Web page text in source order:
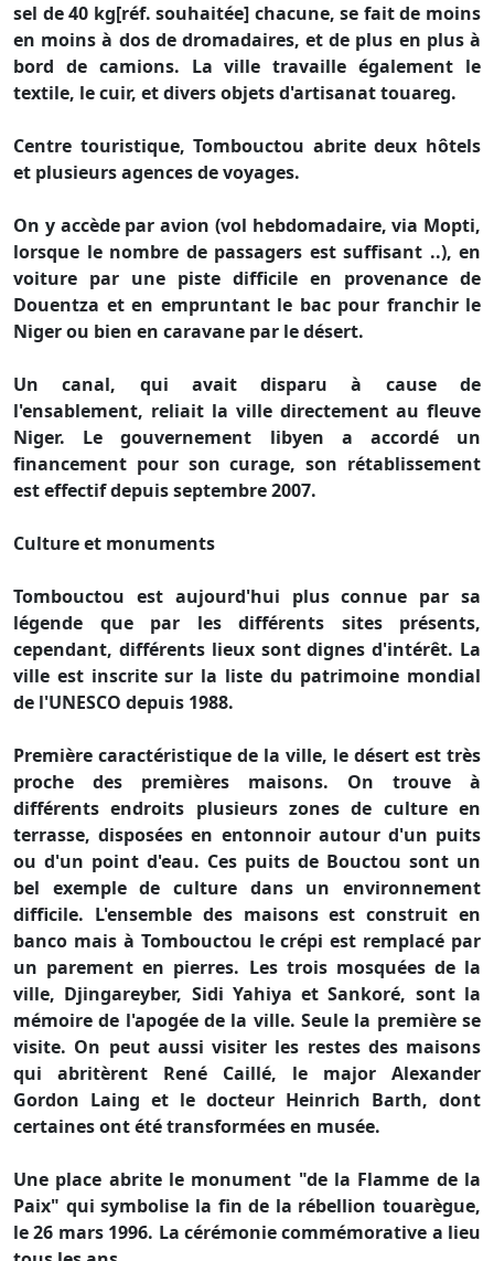
sel de 40 kg[réf. souhaitée] chacune, se fait de moins
en moins à dos de dromadaires, et de plus en plus à
bord de camions. La ville travaille également le
textile, le cuir, et divers objets d'artisanat touareg.
Centre touristique, Tombouctou abrite deux hôtels
et plusieurs agences de voyages.
On y accède par avion (vol hebdomadaire, via Mopti,
lorsque le nombre de passagers est suffisant ..), en
voiture par une piste difficile en provenance de
Douentza et en empruntant le bac pour franchir le
Niger ou bien en caravane par le désert.
Un canal, qui avait disparu à cause de
l'ensablement, reliait la ville directement au fleuve
Niger. Le gouvernement libyen a accordé un
financement pour son curage, son rétablissement
est effectif depuis septembre 2007.
Culture et monuments
Tombouctou est aujourd'hui plus connue par sa
légende que par les différents sites présents,
cependant, différents lieux sont dignes d'intérêt. La
ville est inscrite sur la liste du patrimoine mondial
de l'UNESCO depuis 1988.
Première caractéristique de la ville, le désert est très
proche des premières maisons. On trouve à
différents endroits plusieurs zones de culture en
terrasse, disposées en entonnoir autour d'un puits
ou d'un point d'eau. Ces puits de Bouctou sont un
bel exemple de culture dans un environnement
difficile. L'ensemble des maisons est construit en
banco mais à Tombouctou le crépi est remplacé par
un parement en pierres. Les trois mosquées de la
ville, Djingareyber, Sidi Yahiya et Sankoré, sont la
mémoire de l'apogée de la ville. Seule la première se
visite. On peut aussi visiter les restes des maisons
qui abritèrent René Caillé, le major Alexander
Gordon Laing et le docteur Heinrich Barth, dont
certaines ont été transformées en musée.
Une place abrite le monument "de la Flamme de la
Paix" qui symbolise la fin de la rébellion touarègue,
le 26 mars 1996. La cérémonie commémorative a lieu